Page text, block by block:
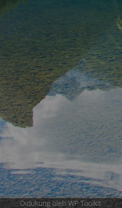
Didukung oleh WP Toolkit